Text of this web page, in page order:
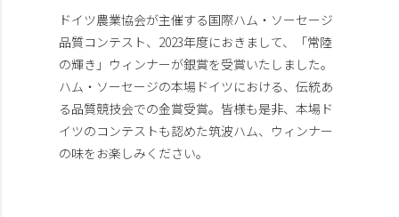
ドイツ農業協会が主催する国際ハム・ソーセージ
品質コンテスト、2023年度におきまして、「常陸
の輝き」ウィンナーが銀賞を受賞いたしました。
ハム・ソーセージの本場ドイツにおける、伝統あ
る品質競技会での金賞受賞。皆様も是非、本場ド
イツのコンテストも認めた筑波ハム、ウィンナー
の味をお楽しみください。